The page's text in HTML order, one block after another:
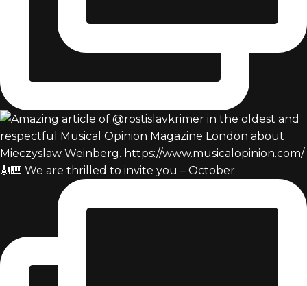
🎻🎹 We are thrilled to invite you – October